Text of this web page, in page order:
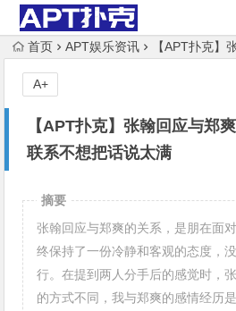
首页 APT娱乐资讯 【APT扑克】张翰回应
【APT扑克】张翰回应与郑
联系不想把话说太满
A+
摘要
张翰回应与郑爽的关系，是朋在面
终保持了一份冷静和客观的态度，
行。在提到两人分手后的感觉时，
的方式不同，我与郑爽的感情经历